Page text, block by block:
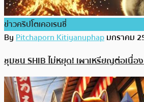
ข่าวคริปโตเคอเรนซี่
ByPitchaporn Kitiyanuphapมกราคม
ชุมชน SHIB ไม่หยุด! เผาเหรียญต่อเนื่อ